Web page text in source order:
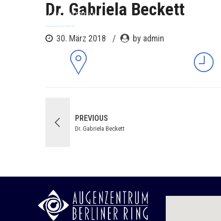
Dr. Gabriela Beckett
30. März 2018 by admin
PREVIOUS
Dr. Gabriela Beckett